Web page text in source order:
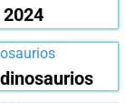
2024